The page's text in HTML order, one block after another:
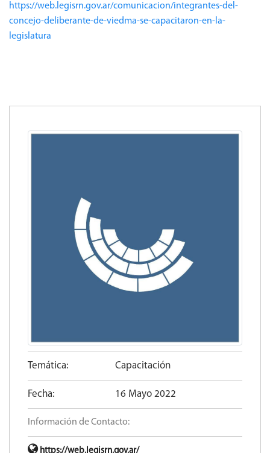
https://web.legisrn.gov.ar/comunicacion/integrantes-del-
concejo-deliberante-de-viedma-se-capacitaron-en-la-
legislatura
Temática: Capacitación
Fecha: 16 Mayo 2022
Información de Contacto:
https://web.legisrn.gov.ar/